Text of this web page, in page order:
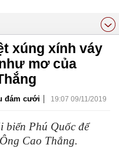
xúng xính váy
mơ của
đám cưới | 19:07 09/11/2019
biển Phú Quốc để
Cao Thắng.